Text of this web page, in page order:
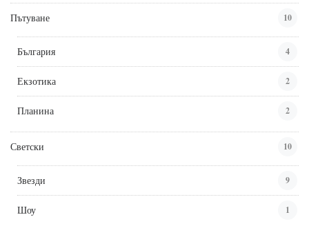
Пътуване 10
България 4
Екзотика 2
Планина 2
Светски 10
Звезди 9
Шоу 1